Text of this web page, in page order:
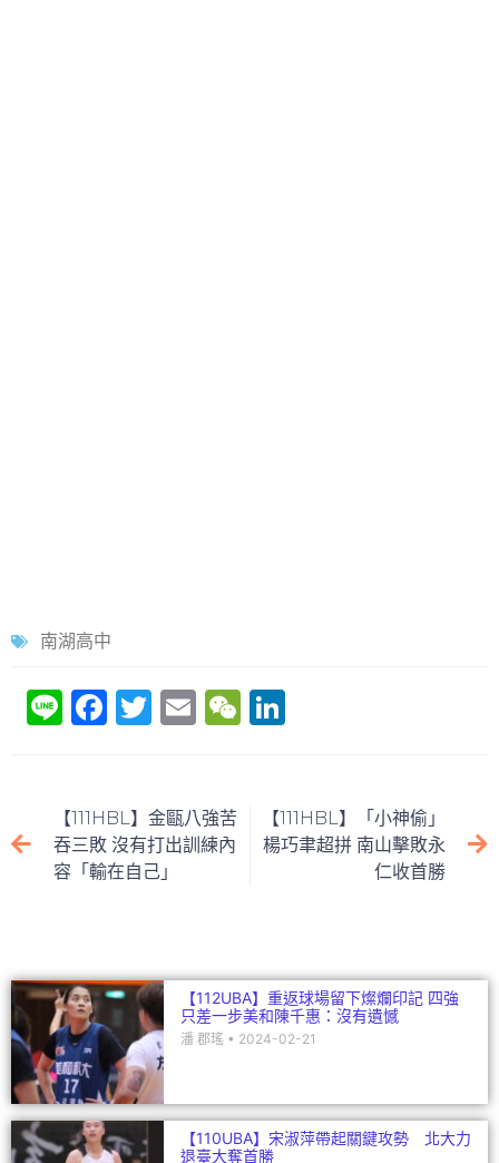
南湖高中
Li F
e
b
o
T
er
E
l
W
at
e
dI
【111HBL】金甌八強苦
吞三敗 沒有打出訓練內
容「輸在自己」
【111HBL】「小神偷」
楊巧聿超拼 南山擊敗永
仁收首勝
【112UBA】重返球場留下燦爛印記 四強
只差一步美和陳千惠：沒有遺憾
潘 郡瑤 2024-02-21
【110UBA】宋淑萍帶起關鍵攻勢 北大力
退臺大奪首勝